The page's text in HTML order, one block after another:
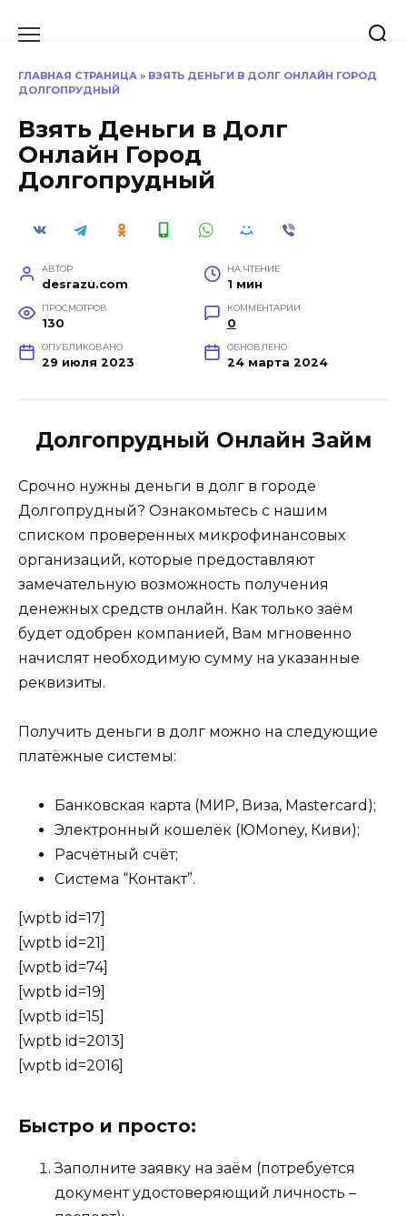
ГЛАВНАЯ СТРАНИЦА » ВЗЯТЬ ДЕНЬГИ В ДОЛГ ОНЛАЙН ГОРОД
ДОЛГОПРУДНЫЙ
Взять Деньги в Долг
Онлайн Город
Долгопрудный
АВТОР
desrazu.com
НА ЧТЕНИЕ
1 мин
ПРОСМОТРОВ
130
КОММЕНТАРИИ
0
ОПУБЛИКОВАНО
29 июля 2023
ОБНОВЛЕНО
24 марта 2024
Долгопрудный Онлайн Займ
Срочно нужны деньги в долг в городе
Долгопрудный? Ознакомьтесь с нашим
списком проверенных микрофинансовых
организаций, которые предоставляют
замечательную возможность получения
денежных средств онлайн. Как только заём
будет одобрен компанией, Вам мгновенно
начислят необходимую сумму на указанные
реквизиты.
Получить деньги в долг можно на следующие
платёжные системы:
Банковская карта (МИР, Виза, Mastercard);
Электронный кошелёк (ЮMoney, Киви);
Расчётный счёт;
Система “Контакт”.
[wptb id=17]
[wptb id=21]
[wptb id=74]
[wptb id=19]
[wptb id=15]
[wptb id=2013]
[wptb id=2016]
Быстро и просто:
Заполните заявку на заём (потребуется
документ удостоверяющий личность –